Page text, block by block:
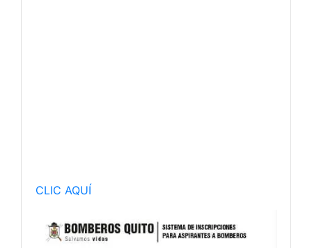
CLIC AQUÍ